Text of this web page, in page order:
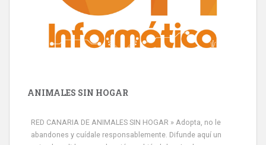
ANIMALES SIN HOGAR
RED CANARIA DE ANIMALES SIN HOGAR » Adopta, no le
abandones y cuídale responsablemente. Difunde aquí un